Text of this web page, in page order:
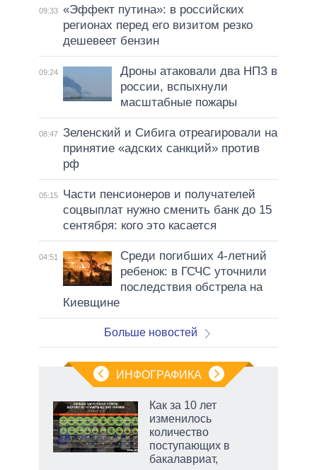
09:33 «Эффект путина»: в российских
регионах перед его визитом резко
дешевеет бензин
09:24
Дроны атаковали два НПЗ в
россии, вспыхнули
масштабные пожары
08:47 Зеленский и Сибига отреагировали на
принятие «адских санкций» против
рф
05:15
Части пенсионеров и получателей
соцвыплат нужно сменить банк до 15
сентября: кого это касается
04:51
Среди погибших 4-летний
ребенок: в ГСЧС уточнили
последствия обстрела на
Киевщине
Больше новостей
ИНФОГРАФИКА
Как за 10 лет
изменилось
количество
поступающих в
бакалавриат,